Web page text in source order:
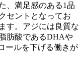
、満足感のある1品
セントとなってお
す。アジには良質な
肪酸であるDHAや
ールを下げる働きが